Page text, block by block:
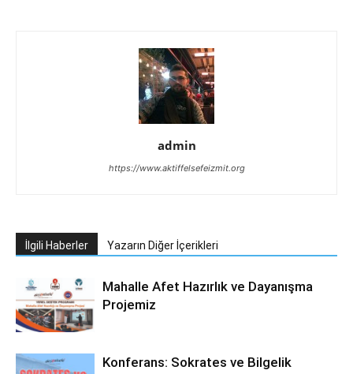
admin
https://www.aktiffelsefeizmit.org
İlgili Haberler Yazarın Diğer İçerikleri
Mahalle Afet Hazırlık ve Dayanışma
Projemiz
Konferans: Sokrates ve Bilgelik